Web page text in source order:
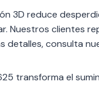
3D reduce
Nuestros clientes
detalles, consulta
transforma el